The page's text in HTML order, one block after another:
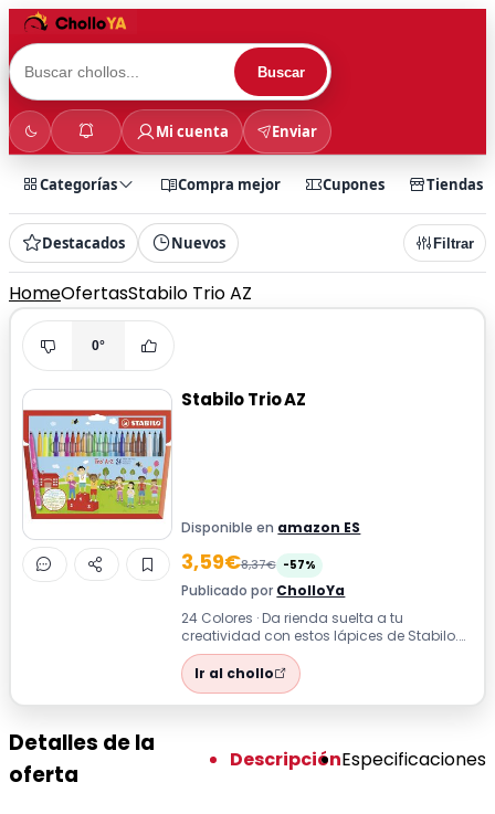
Buscar
Mi cuenta Enviar
Categorías Compra mejor Cupones Tiendas
Destacados Nuevos Filtrar
HomeOfertasStabilo Trio AZ
0°
Stabilo Trio AZ
Disponible en amazon ES
3,59€8,37€ -57%
Publicado por CholloYa
24 Colores · Da rienda suelta a tu
creatividad con estos lápices de Stabilo.
24 colores diferentes para que
dibujemos...
Ir al chollo
Detalles de la
oferta
DescripciónEspecificaciones